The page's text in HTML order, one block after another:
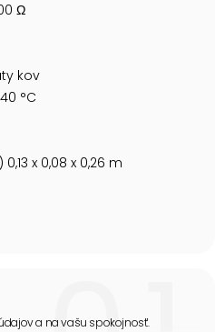
Ω
kov
°C
x 0,08 x 0,26 m
a na vašu spokojnosť.